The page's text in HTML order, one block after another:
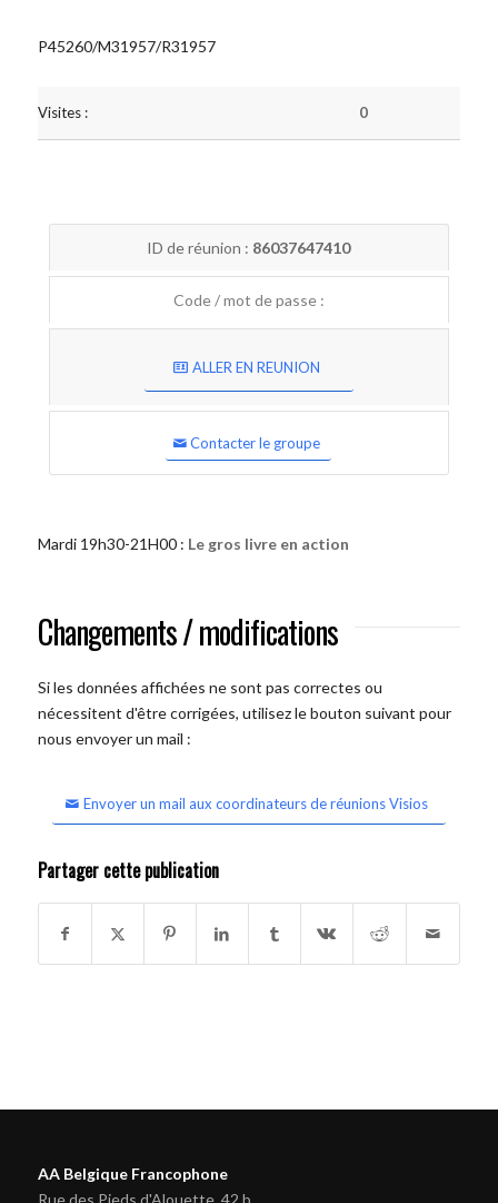
P45260/M31957/R31957
Visites : 0
ID de réunion : 86037647410
Code / mot de passe :
ALLER EN REUNION
Contacter le groupe
Mardi 19h30-21H00 : Le gros livre en action
Changements / modifications
Si les données affichées ne sont pas correctes ou
nécessitent d'être corrigées, utilisez le bouton suivant pour
nous envoyer un mail :
Envoyer un mail aux coordinateurs de réunions Visios
Partager cette publication
AA Belgique Francophone
Rue des Pieds d'Alouette, 42 b